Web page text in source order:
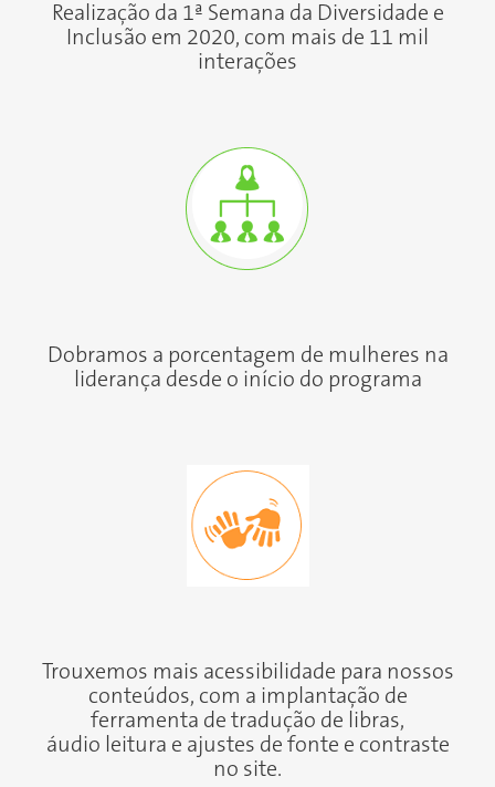
Realização da 1ª Semana da Diversidade e
Inclusão em 2020, com mais de 11 mil
interações
Dobramos a porcentagem de mulheres na
liderança desde o início do programa
Trouxemos mais acessibilidade para nossos
conteúdos, com a implantação de
ferramenta de tradução de libras,
áudio leitura e ajustes de fonte e contraste
no site.